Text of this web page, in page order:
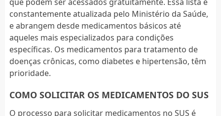
constantemente atualizada pelo Ministério da Saúde,
e abrangem desde medicamentos básicos até
aqueles mais especializados para condições
específicas. Os medicamentos para tratamento de
doenças crônicas, como diabetes e hipertensão, têm
prioridade.
COMO SOLICITAR OS MEDICAMENTOS DO SUS
O processo para solicitar medicamentos no SUS é